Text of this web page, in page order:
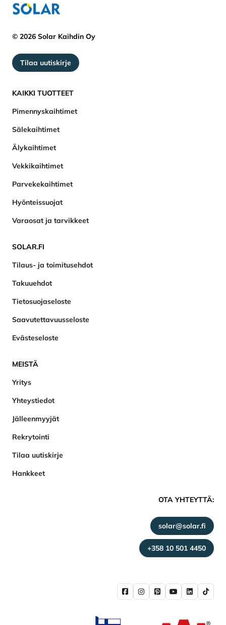
© 2026 Solar Kaihdin Oy
Tilaa uutiskirje
KAIKKI TUOTTEET
Pimennyskaihtimet
Sälekaihtimet
Älykaihtimet
Vekkikaihtimet
Parvekekaihtimet
Hyönteissuojat
Varaosat ja tarvikkeet
SOLAR.FI
Tilaus- ja toimitusehdot
Takuuehdot
Tietosuojaseloste
Saavutettavuusseloste
Evästeseloste
MEISTÄ
Yritys
Yhteystiedot
Jälleenmyyjät
Rekrytointi
Tilaa uutiskirje
Hankkeet
OTA YHTEYTTÄ:
solar@solar.fi
+358 10 501 4450